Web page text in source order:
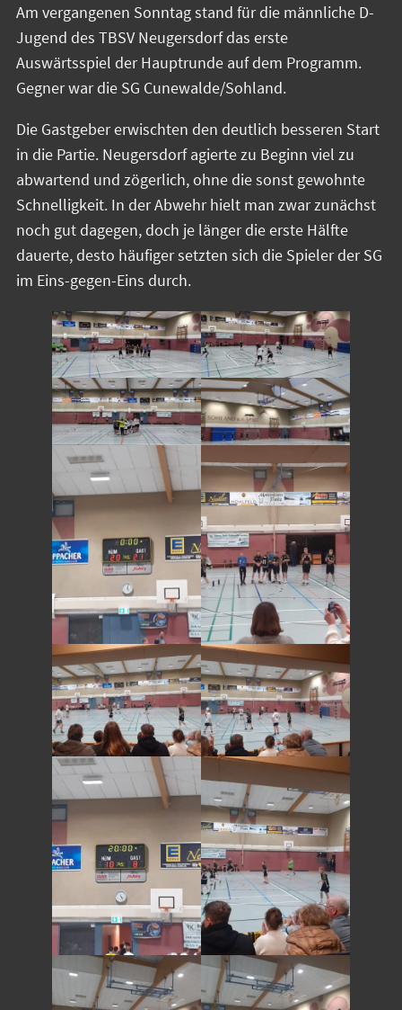
Am vergangenen Sonntag stand für die männliche D-
Jugend des TBSV Neugersdorf das erste
Auswärtsspiel der Hauptrunde auf dem Programm.
Gegner war die SG Cunewalde/Sohland.
Die Gastgeber erwischten den deutlich besseren Start
in die Partie. Neugersdorf agierte zu Beginn viel zu
abwartend und zögerlich, ohne die sonst gewohnte
Schnelligkeit. In der Abwehr hielt man zwar zunächst
noch gut dagegen, doch je länger die erste Hälfte
dauerte, desto häufiger setzten sich die Spieler der SG
im Eins-gegen-Eins durch.